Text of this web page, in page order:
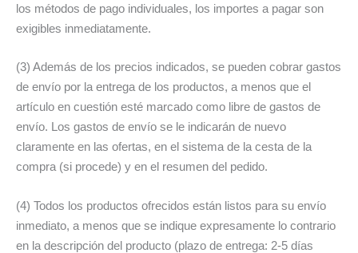
los métodos de pago individuales, los importes a pagar son
exigibles inmediatamente.
(3) Además de los precios indicados, se pueden cobrar gastos
de envío por la entrega de los productos, a menos que el
artículo en cuestión esté marcado como libre de gastos de
envío. Los gastos de envío se le indicarán de nuevo
claramente en las ofertas, en el sistema de la cesta de la
compra (si procede) y en el resumen del pedido.
(4) Todos los productos ofrecidos están listos para su envío
inmediato, a menos que se indique expresamente lo contrario
en la descripción del producto (plazo de entrega: 2-5 días